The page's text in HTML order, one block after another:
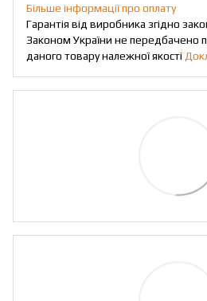
Більше інформації про оплату
Гарантія від виробника згідно
Законом України не передбачено
даного товару належної якості